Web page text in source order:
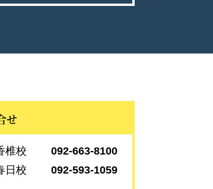
せ
椎校
092-663-8100
日校
092-593-1059